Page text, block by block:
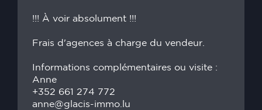
!!! À voir absolument !!!
Frais d'agences à charge du vendeur.
Informations complémentaires ou visite :
Anne
+352 661 274 772
anne@glacis-immo.lu